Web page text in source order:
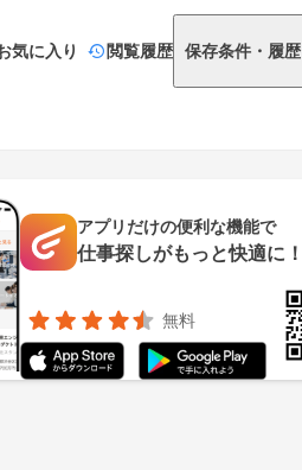
気に入り 閲覧履歴 保存条件・履歴
アプリだけの便利な機能で
仕事探しがもっと快適に！
無料